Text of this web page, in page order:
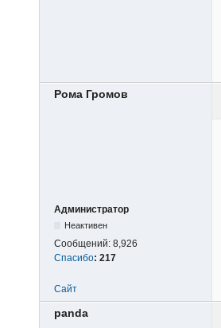
Рома Громов
Администратор
Неактивен
Сообщений: 8,926
Спасибо: 217
Сайт
panda